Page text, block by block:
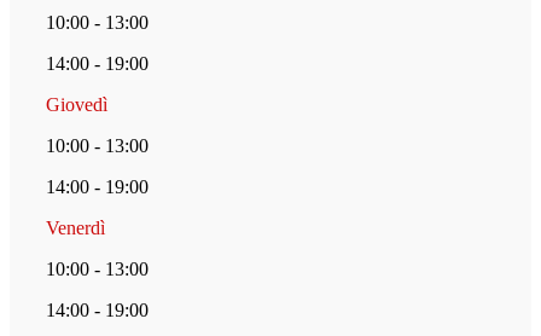
10:00 - 13:00
14:00 - 19:00
Giovedì
10:00 - 13:00
14:00 - 19:00
Venerdì
10:00 - 13:00
14:00 - 19:00